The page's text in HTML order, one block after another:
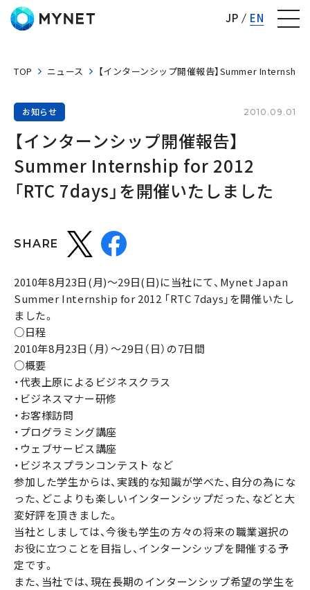
JP EN
TOP ニュース 【インターンシップ開催報告】Summer Internship
お知らせ 2010.09.01
【インターンシップ開催報告】
Summer Internship for 2012
「RTC 7days」を開催いたしました
SHARE
2010年8月23日(月)〜29日(日)に当社にて、Mynet Japan
Summer Internship for 2012 「RTC 7days」を開催いたし
ました。
○日程
2010年8月23日（月）〜29日（日）の7日間
○概要
・代表上原によるビジネスクラス
・ビジネスマナー研修
・お客様訪問
・プログラミング講座
・ウェブサービス講座
・ビジネスプランコンテスト など
参加した学生からは、実践的な知識が学べた、自分の為にな
った、どこよりも楽しいインターンシップだった、などと大
変好評を頂きました。
当社としましては、今後も学生の方々の将来の職業選択の
お役に立つことを目指し、インターンシップを開催する予
定です。
また、当社では、現在長期のインターンシップ希望の学生を